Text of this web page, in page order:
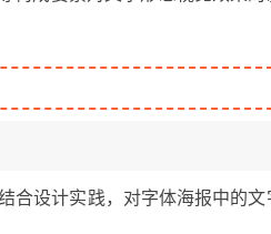
合设计实践，对字体海报中的文